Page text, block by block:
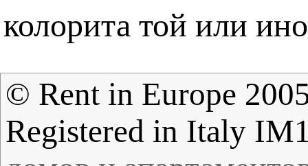
колорита той или
© Rent in Europe
Registered in Italy